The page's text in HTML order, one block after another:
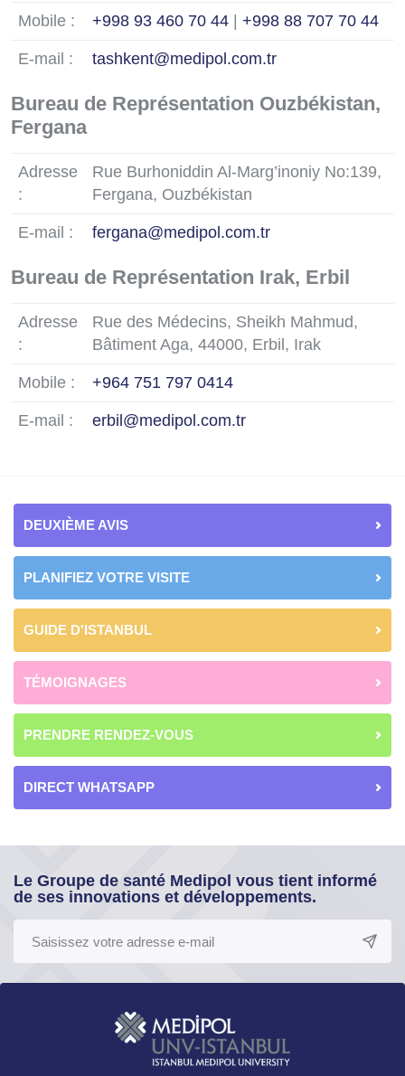
Mobile : +998 93 460 70 44 +998 88 707 70 44
E-mail : tashkent@medipol.com.tr
Bureau de Représentation Ouzbékistan,
Fergana
Adresse
:
Rue Burhoniddin Al-Marg’inoniy No:139,
Fergana, Ouzbékistan
E-mail : fergana@medipol.com.tr
Bureau de Représentation Irak, Erbil
Adresse
:
Rue des Médecins, Sheikh Mahmud,
Bâtiment Aga, 44000, Erbil, Irak
Mobile : +964 751 797 0414
E-mail : erbil@medipol.com.tr
DEUXIÈME AVIS
PLANIFIEZ VOTRE VISITE
GUIDE D'ISTANBUL
TÉMOIGNAGES
PRENDRE RENDEZ-VOUS
DIRECT WHATSAPP
Le Groupe de santé Medipol vous tient informé
de ses innovations et développements.